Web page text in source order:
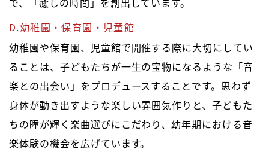
D.幼稚園・保育園・児童館
幼稚園や保育園、児童館で開催する際に大切にしてい
ることは、子どもたちが一生の宝物になるような「音
楽との出会い」をプロデュースすることです。思わず
身体が動き出すような楽しい雰囲気作りと、子どもた
ちの瞳が輝く楽曲選びにこだわり、幼年期における音
楽体験の機会を広げています。